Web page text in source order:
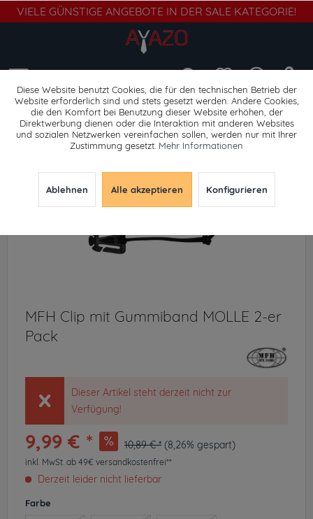
VIELE GÜNSTIGE ANGEBOTE IN DER SALE KATEGORIE!
Gehörschutz
MFH Clip mit Gummiband MOLLE 2-er
Pack
Dieser Artikel steht derzeit nicht zur
Verfügung!
9,99 € * 10,89 € * (8,26% gespart)
inkl. MwSt. ab 49€ versandkostenfrei**
Derzeit leider nicht lieferbar
Farbe
Diese Website benutzt Cookies, die für den technischen Betrieb der
Website erforderlich sind und stets gesetzt werden. Andere Cookies,
die den Komfort bei Benutzung dieser Website erhöhen, der
Direktwerbung dienen oder die Interaktion mit anderen Websites
und sozialen Netzwerken vereinfachen sollen, werden nur mit Ihrer
Zustimmung gesetzt. Mehr Informationen
Ablehnen Alle akzeptieren Konfigurieren